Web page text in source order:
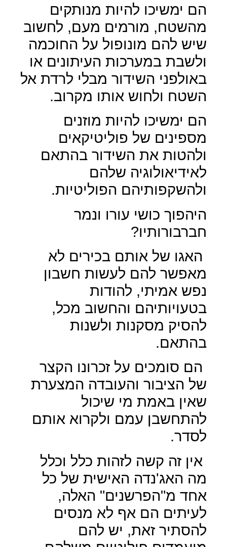
הם ימשיכו להיות מנותקים
מהשטח, מורמים מעם, לחשוב
שיש להם מונופול על החוכמה
ולשבת במערכות העיתונים או
באולפני השידור מבלי לרדת אל
השטח ולחוש אותו מקרוב.
הם ימשיכו להיות מוזנים
מספינים של פוליטיקאים
ולהטות את השידור בהתאם
לאידיאולוגיה שלהם
ולהשקפותיהם הפוליטיות.
היהפוך כושי עורו ונמר
חברבורותיו?
האגו של אותם בכירים לא
מאפשר להם לעשות חשבון
נפש אמיתי, להודות
בטעויותיהם והחשוב מכל,
להסיק מסקנות ולשנות
בהתאם.
הם סומכים על זכרונו הקצר
של הציבור והעובדה המצערת
שאין באמת מי שיכול
להתחשבן עמם ולקרוא אותם
לסדר.
אין זה קשה לזהות כלל וכלל
מה האג'נדה האישית של כל
אחד מ"הפרשנים" האלה,
לעיתים הם אף לא מנסים
להסתיר זאת, יש להם